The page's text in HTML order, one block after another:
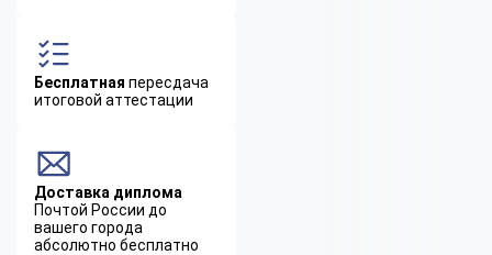
Бесплатная пересдача
итоговой аттестации
Доставка диплома
Почтой России до
вашего города
абсолютно бесплатно